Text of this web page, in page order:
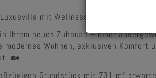
mit Wellnessoase in Lustenau ✨
Ihrem neuen Zuhause – einer
modernes Wohnen, exklusiven
🏡
Grundstück mit 731 m²